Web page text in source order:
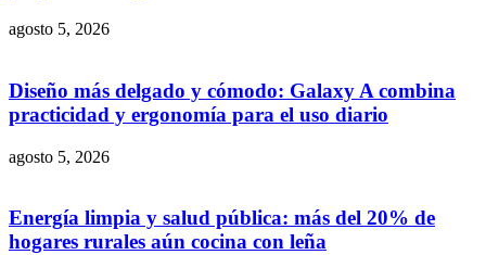
agosto 5, 2026
Diseño más delgado y cómodo: Galaxy A combina
practicidad y ergonomía para el uso diario
agosto 5, 2026
Energía limpia y salud pública: más del 20% de
hogares rurales aún cocina con leña